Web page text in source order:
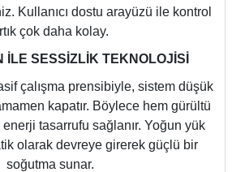
Kullanıcı dostu arayüzü ile kontrol
çok daha kolay.
İLE SESSİZLİK TEKNOLOJİSİ
çalışma prensibiyle, sistem düşük
kapatır. Böylece hem gürültü
tasarrufu sağlanır. Yoğun yük
olarak devreye girerek güçlü bir
soğutma sunar.